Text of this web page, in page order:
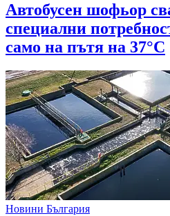
Автобусен шофьор
специални
само на пътя на 37°C
Новини България